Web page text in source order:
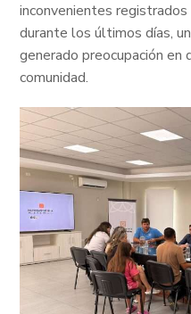
inconvenientes
durante los últimos días,
generado preocupación
comunidad.